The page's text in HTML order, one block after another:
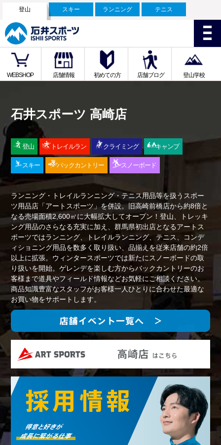
登山 スキー ランニング テニス
WEBSHOP 店舗情報 初めての方 店舗ブログ 登山学校
石井スポーツ 高崎店
登山 トレイルラン クライミング キャンプ
スキー バックカントリー スノーボード
ランニング・トレイルランニング・テニス用品等を扱うスポー
ツ用品店「アートスポーツ」を併設。旧高崎前橋店から約8倍と
なる売場面積2,600㎡に大幅拡大してオープン！登山、トレッキ
ング用品のさらなる充実に加え、群馬県初出店となるアートス
ポーツではランニング、トレイルランニング、テニス、コンデ
ィショニング用品を数多く取り扱い、品揃えを従来店舗の約2倍
以上に拡張。ウィンタースポーツでは新たにスノーボードの取
り扱いを開始。ゲレンデを楽しむ方からバックカントリーのお
客様まで道具やフィールド情報などお気軽にご相談ください。
商品知識豊富なスタッフがお客様一人ひとりに合わせた最適な
お買い物をサポートします。